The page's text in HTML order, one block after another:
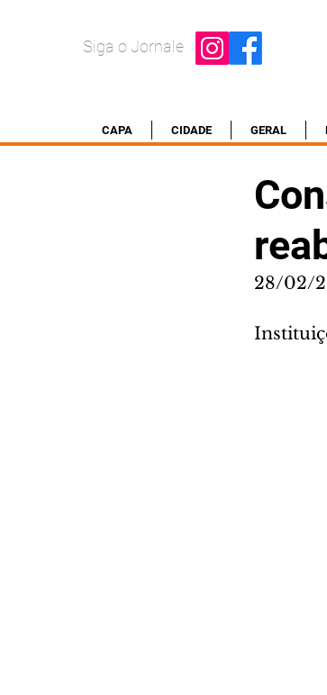
Siga o Jornale
CAPA CIDADE GERAL
28/02/